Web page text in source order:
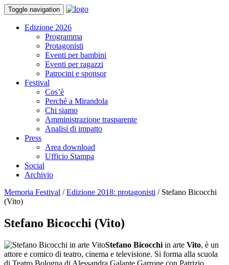
Toggle navigation
Edizione 2026
Programma
Protagonisti
Eventi per bambini
Eventi per ragazzi
Patrocini e sponsor
Festival
Cos’è
Perché a Mirandola
Chi siamo
Amministrazione trasparente
Analisi di impatto
Press
Area download
Ufficio Stampa
Social
Archivio
Memoria Festival /Edizione 2018: protagonisti / Stefano Bicocchi
(Vito)
Stefano Bicocchi (Vito)
Stefano Bicocchi in arte Vito, è un
attore e comico di teatro, cinema e televisione. Si forma alla scuola
di Teatro Bologna di Alessandra Galante Garrone con Patrizio